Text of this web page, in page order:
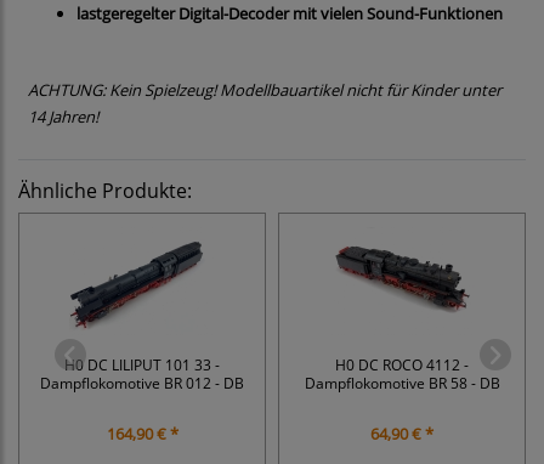
lastgeregelter Digital-Decoder mit vielen Sound-Funktionen
ACHTUNG: Kein Spielzeug! Modellbauartikel nicht für Kinder unter
14 Jahren!
Ähnliche Produkte:
H0 DC LILIPUT 101 33 -
Dampflokomotive BR 012 - DB
164,90 € *
H0 DC ROCO 4112 -
Dampflokomotive BR 58 - DB
64,90 € *